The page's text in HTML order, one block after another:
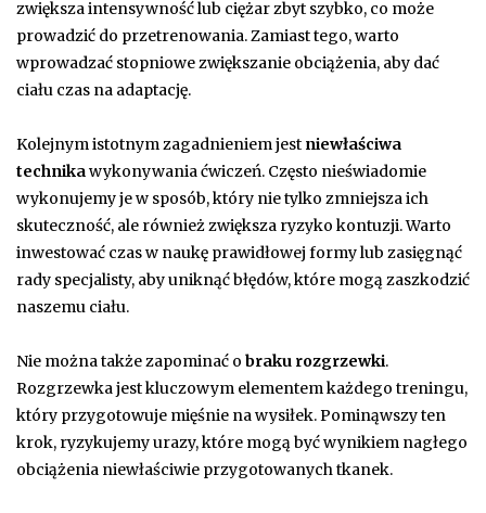
zwiększa intensywność lub ciężar zbyt szybko, co może
prowadzić do przetrenowania. Zamiast tego, warto
wprowadzać stopniowe zwiększanie obciążenia, aby dać
ciału czas na adaptację.
Kolejnym istotnym zagadnieniem jest niewłaściwa
technikawykonywania ćwiczeń. Często nieświadomie
wykonujemy je w sposób, który nie tylko zmniejsza ich
skuteczność, ale również zwiększa ryzyko kontuzji. Warto
inwestować czas w naukę prawidłowej formy lub zasięgnąć
rady specjalisty, aby uniknąć błędów, które mogą zaszkodzić
naszemu ciału.
Nie można także zapominać o braku rozgrzewki.
Rozgrzewka jest kluczowym elementem każdego treningu,
który przygotowuje mięśnie na wysiłek. Pominąwszy ten
krok, ryzykujemy urazy, które mogą być wynikiem nagłego
obciążenia niewłaściwie przygotowanych tkanek.